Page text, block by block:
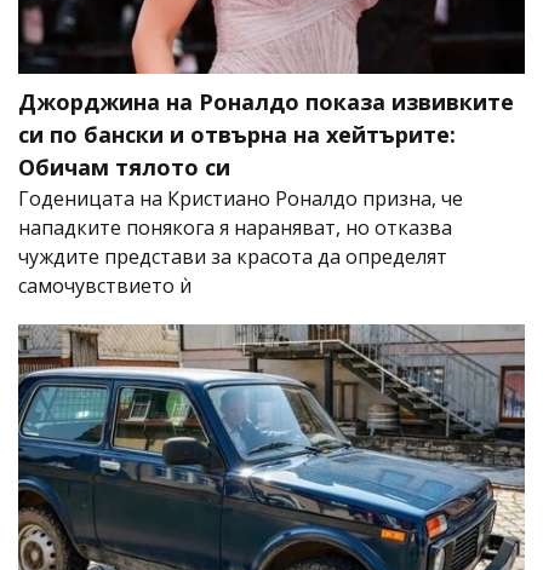
Джорджина на Роналдо показа извивките
си по бански и отвърна на хейтърите:
Обичам тялото си
Годеницата на Кристиано Роналдо призна, че
нападките понякога я нараняват, но отказва
чуждите представи за красота да определят
самочувствието ѝ